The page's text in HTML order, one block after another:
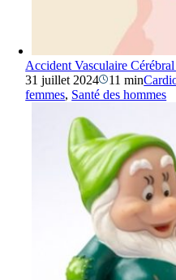
Accident Vasculaire
31 juillet 2024
11 min
femmes, Santé des hommes